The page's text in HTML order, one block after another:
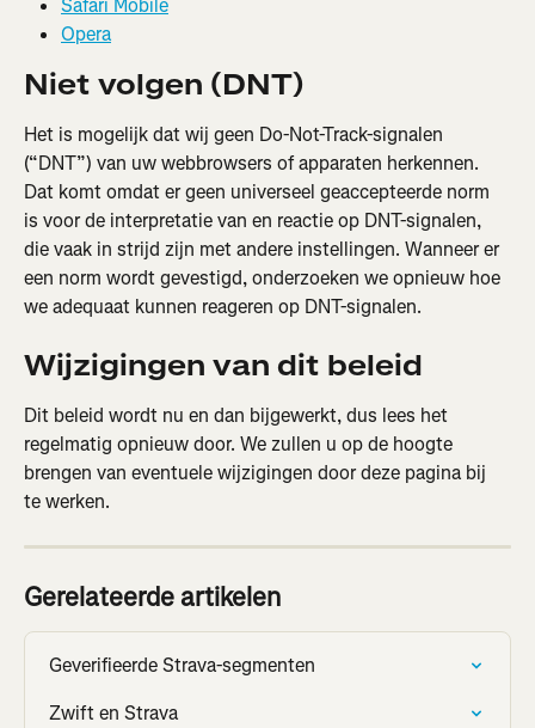
Opera
Niet volgen (DNT)
Het is mogelijk dat wij geen Do-Not-Track-signalen
(“DNT”) van uw webbrowsers of apparaten herkennen.
Dat komt omdat er geen universeel geaccepteerde norm
is voor de interpretatie van en reactie op DNT-signalen,
die vaak in strijd zijn met andere instellingen. Wanneer er
een norm wordt gevestigd, onderzoeken we opnieuw hoe
we adequaat kunnen reageren op DNT-signalen.
Wijzigingen van dit beleid
Dit beleid wordt nu en dan bijgewerkt, dus lees het
regelmatig opnieuw door. We zullen u op de hoogte
brengen van eventuele wijzigingen door deze pagina bij
te werken.
Gerelateerde artikelen
Geverifieerde Strava-segmenten
Zwift en Strava